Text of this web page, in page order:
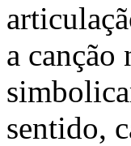
a canção
sentido,